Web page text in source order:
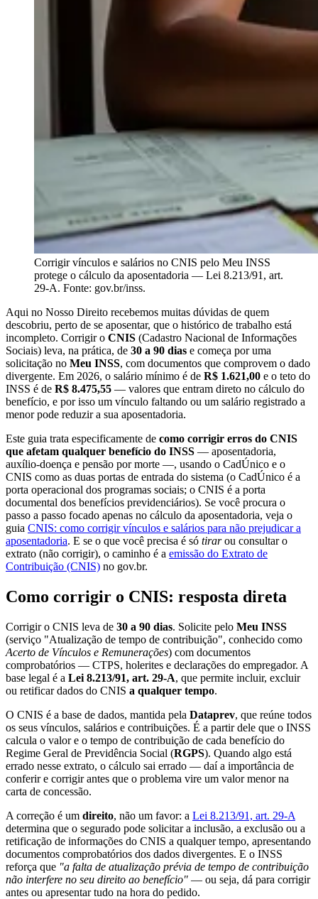
Corrigir vínculos e salários no CNIS pelo Meu INSS
protege o cálculo da aposentadoria — Lei 8.213/91, art.
29-A. Fonte: gov.br/inss.
Aqui no Nosso Direito recebemos muitas dúvidas de quem
descobriu, perto de se aposentar, que o histórico de trabalho está
incompleto. Corrigir o CNIS (Cadastro Nacional de Informações
Sociais) leva, na prática, de 30 a 90 dias e começa por uma
solicitação no Meu INSS, com documentos que comprovem o dado
divergente. Em 2026, o salário mínimo é de R$ 1.621,00 e o teto do
INSS é de R$ 8.475,55 — valores que entram direto no cálculo do
benefício, e por isso um vínculo faltando ou um salário registrado a
menor pode reduzir a sua aposentadoria.
Este guia trata especificamente de como corrigir erros do CNIS
que afetam qualquer benefício do INSS — aposentadoria,
auxílio-doença e pensão por morte —, usando o CadÚnico e o
CNIS como as duas portas de entrada do sistema (o CadÚnico é a
porta operacional dos programas sociais; o CNIS é a porta
documental dos benefícios previdenciários). Se você procura o
passo a passo focado apenas no cálculo da aposentadoria, veja o
guia CNIS: como corrigir vínculos e salários para não prejudicar a
aposentadoria. E se o que você precisa é só tirarou consultar o
extrato (não corrigir), o caminho é a emissão do Extrato de
Contribuição (CNIS) no gov.br.
Como corrigir o CNIS: resposta direta
Corrigir o CNIS leva de 30 a 90 dias. Solicite pelo Meu INSS
(serviço "Atualização de tempo de contribuição", conhecido como
Acerto de Vínculos e Remunerações) com documentos
comprobatórios — CTPS, holerites e declarações do empregador. A
base legal é a Lei 8.213/91, art. 29-A, que permite incluir, excluir
ou retificar dados do CNIS a qualquer tempo.
O CNIS é a base de dados, mantida pela Dataprev, que reúne todos
os seus vínculos, salários e contribuições. É a partir dele que o INSS
calcula o valor e o tempo de contribuição de cada benefício do
Regime Geral de Previdência Social (RGPS). Quando algo está
errado nesse extrato, o cálculo sai errado — daí a importância de
conferir e corrigir antes que o problema vire um valor menor na
carta de concessão.
A correção é um direito, não um favor: a Lei 8.213/91, art. 29-A
determina que o segurado pode solicitar a inclusão, a exclusão ou a
retificação de informações do CNIS a qualquer tempo, apresentando
documentos comprobatórios dos dados divergentes. E o INSS
reforça que "a falta de atualização prévia de tempo de contribuição
não interfere no seu direito ao benefício" — ou seja, dá para corrigir
antes ou apresentar tudo na hora do pedido.